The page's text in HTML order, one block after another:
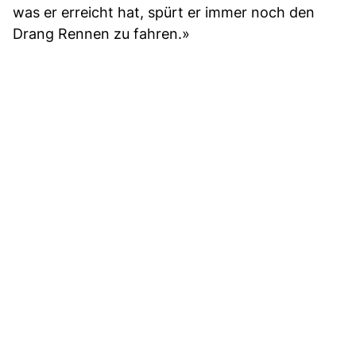
was er erreicht hat, spürt er immer noch den
Drang Rennen zu fahren.»